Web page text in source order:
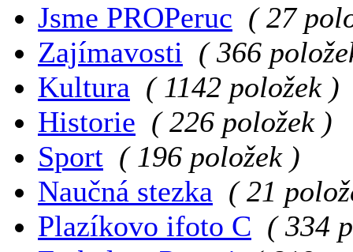
Jsme PROPeruc ( 27
Zajímavosti ( 366
Kultura ( 1142 položek )
Historie ( 226 položek )
Sport ( 196 položek )
Naučná stezka ( 21
Plazíkovo ifoto C ( 334